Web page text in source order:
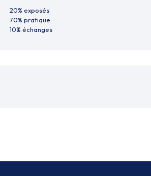
20% exposés
70% pratique
10% échanges